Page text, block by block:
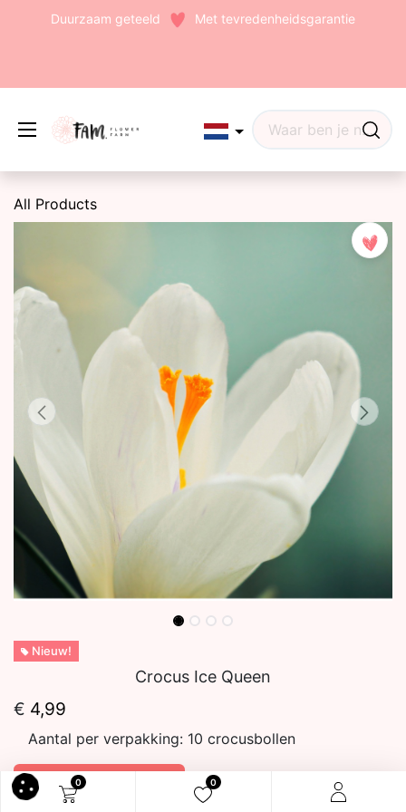
0 0
Duurzaam geteeld Met tevredenheidsgarantie
(242)
Edit widget
All Products
Nieuw!
Crocus Ice Queen
€ 4,99
Aantal per verpakking: 10 crocusbollen
In winkelmandje